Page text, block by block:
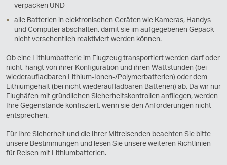
verpacken UND
alle Batterien in elektronischen Geräten wie Kameras, Handys
und Computer abschalten, damit sie im aufgegebenen Gepäck
nicht versehentlich reaktiviert werden können.
Ob eine Lithiumbatterie im Flugzeug transportiert werden darf oder
nicht, hängt von ihrer Konfiguration und ihren Wattstunden (bei
wiederaufladbaren Lithium-Ionen-/Polymerbatterien) oder dem
Lithiumgehalt (bei nicht wiederaufladbaren Batterien) ab. Da wir nur
Flughäfen mit gründlichen Sicherheitskontrollen anfliegen, werden
Ihre Gegenstände konfisziert, wenn sie den Anforderungen nicht
entsprechen.
Für Ihre Sicherheit und die Ihrer Mitreisenden beachten Sie bitte
unsere Bestimmungen und lesen Sie unsere weiteren Richtlinien
für Reisen mit Lithiumbatterien.